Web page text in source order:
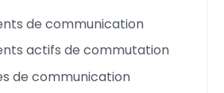
de communication
actifs de commutation
de communication